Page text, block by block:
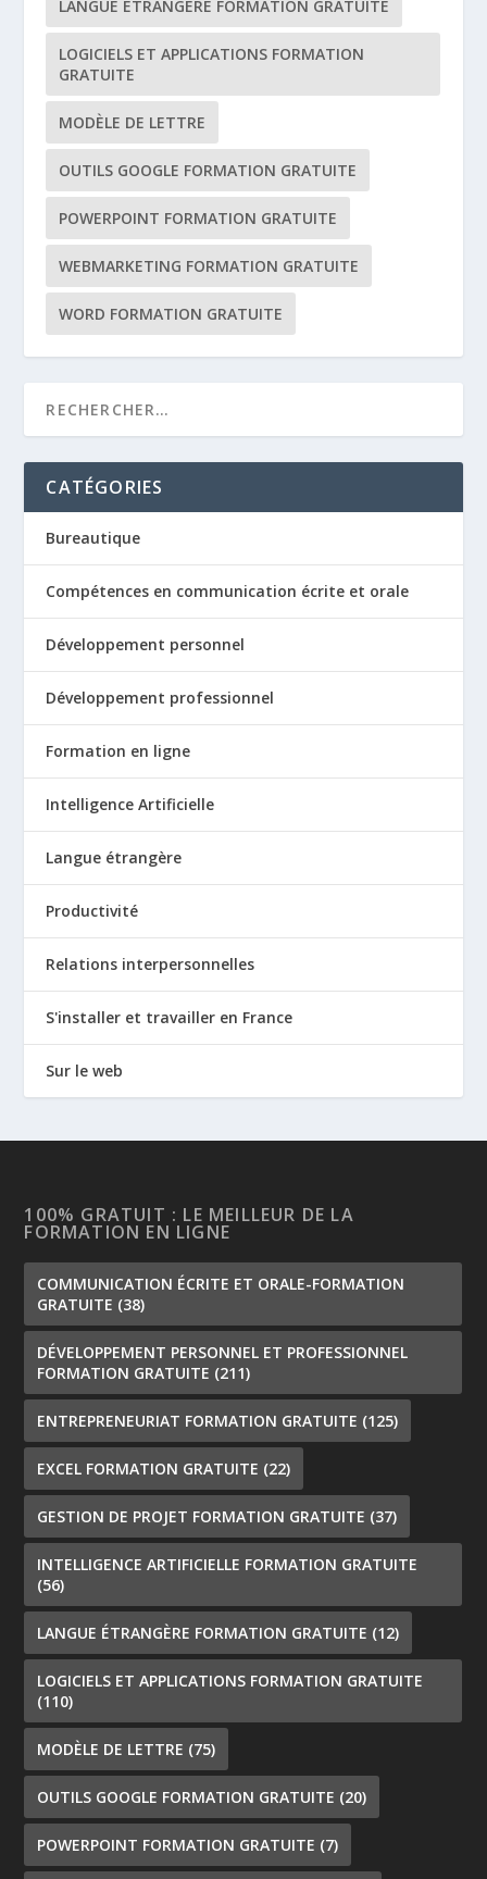
LANGUE ÉTRANGÈRE FORMATION GRATUITE
LOGICIELS ET APPLICATIONS FORMATION
GRATUITE
MODÈLE DE LETTRE
OUTILS GOOGLE FORMATION GRATUITE
POWERPOINT FORMATION GRATUITE
WEBMARKETING FORMATION GRATUITE
WORD FORMATION GRATUITE
CATÉGORIES
Bureautique
Compétences en communication écrite et orale
Développement personnel
Développement professionnel
Formation en ligne
Intelligence Artificielle
Langue étrangère
Productivité
Relations interpersonnelles
S'installer et travailler en France
Sur le web
100% GRATUIT : LE MEILLEUR DE LA
FORMATION EN LIGNE
COMMUNICATION ÉCRITE ET ORALE-FORMATION
GRATUITE (38)
DÉVELOPPEMENT PERSONNEL ET PROFESSIONNEL
FORMATION GRATUITE (211)
ENTREPRENEURIAT FORMATION GRATUITE (125)
EXCEL FORMATION GRATUITE (22)
GESTION DE PROJET FORMATION GRATUITE (37)
INTELLIGENCE ARTIFICIELLE FORMATION GRATUITE
(56)
LANGUE ÉTRANGÈRE FORMATION GRATUITE (12)
LOGICIELS ET APPLICATIONS FORMATION GRATUITE
(110)
MODÈLE DE LETTRE (75)
OUTILS GOOGLE FORMATION GRATUITE (20)
POWERPOINT FORMATION GRATUITE (7)